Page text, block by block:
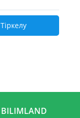
Тіркелу
BILIMLAND